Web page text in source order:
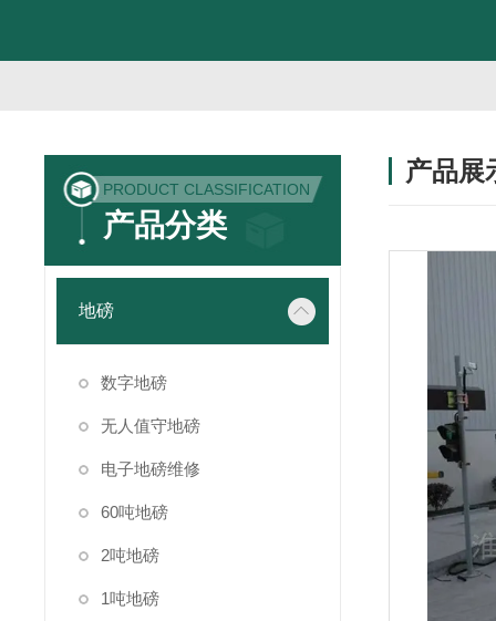
PRODUCT CLASSIFICATION
产品分类
地磅
数字地磅
无人值守地磅
电子地磅维修
60吨地磅
2吨地磅
1吨地磅
产品展